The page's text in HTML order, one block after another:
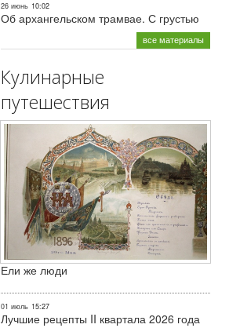
26 июнь 10:02
Об архангельском трамвае. С грустью
все материалы
Кулинарные
путешествия
Ели же люди
01 июль 15:27
Лучшие рецепты II квартала 2026 года